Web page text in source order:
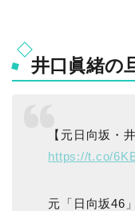
井口眞緒の
【元日向坂・
https://t.co/
元「日向坂46